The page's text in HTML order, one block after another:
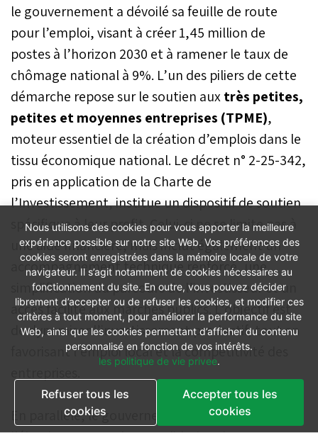
le gouvernement a dévoilé sa feuille de route
pour l’emploi, visant à créer 1,45 million de
postes à l’horizon 2030 et à ramener le taux de
chômage national à 9%. L’un des piliers de cette
démarche repose sur le soutien auxtrès petites,
petites et moyennes entreprises (TPME),
moteur essentiel de la création d’emplois dans le
tissu économique national. Le décret n° 2-25-342,
pris en application de la Charte de
l’Investissement, institue un dispositif de soutien
spécifique à leur profit. Celui-ci ne se limite pas à
une aide financière, mais inclut également un
accompagnement technique renforcé, une
simplification du parcours de l’investisseur et un
accès facilité aux marchés publics. L’objectif est
de dynamiser l’investissement productif, tout en
favorisant l’emploi local et la compétitivité des
En parallèle, le gouvernement poursuit
Nous utilisons des cookies pour vous apporter la meilleure
expérience possible sur notre site Web. Vos préférences des
cookies seront enregistrées dans la mémoire locale de votre
navigateur. Il s’agit notamment de cookies nécessaires au
fonctionnement du site. En outre, vous pouvez décider
librement d’accepter ou de refuser les cookies, et modifier ces
critères à tout moment, pour améliorer la performance du site
Web, ainsi que les cookies permettant d’afficher du contenu
personnalisé en fonction de vos intérêts.
les politique de vie privee.
Refuser tous les
cookies
Accepter tous les
cookies